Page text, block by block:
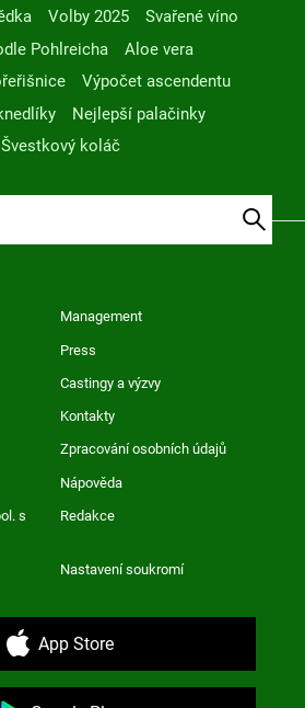
Volby 2025
Svařené víno
Pohlreicha
Aloe vera
Výpočet ascendentu
Nejlepší palačinky
Švestkový koláč
Management
Press
Castingy a výzvy
Kontakty
Zpracování osobních údajů
Nápověda
s
Redakce
Nastavení soukromí
App Store